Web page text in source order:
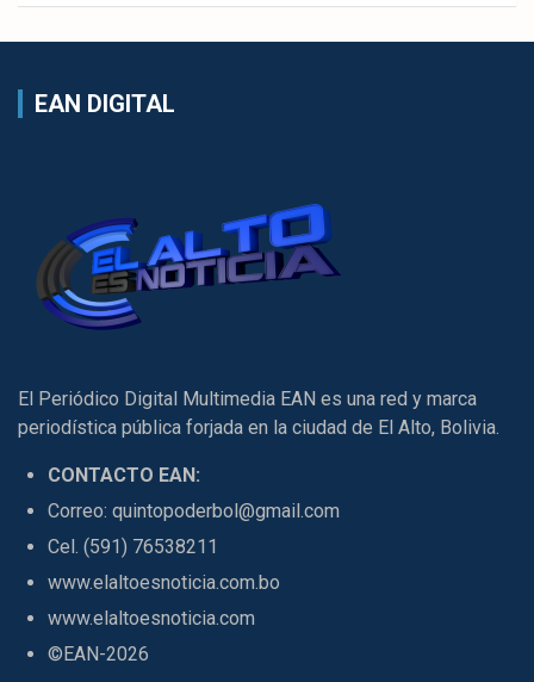
EAN DIGITAL
El Periódico Digital Multimedia EAN es una red y marca
periodística pública forjada en la ciudad de El Alto, Bolivia.
CONTACTO EAN:
Correo: quintopoderbol@gmail.com
Cel. (591) 76538211
www.elaltoesnoticia.com.bo
www.elaltoesnoticia.com
©EAN-2026